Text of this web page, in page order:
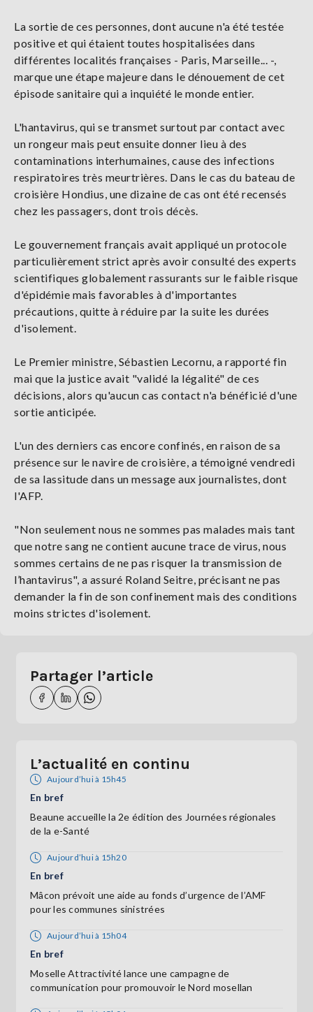
La sortie de ces personnes, dont aucune n'a été testée
positive et qui étaient toutes hospitalisées dans
différentes localités françaises - Paris, Marseille... -,
marque une étape majeure dans le dénouement de cet
épisode sanitaire qui a inquiété le monde entier.
L'hantavirus, qui se transmet surtout par contact avec
un rongeur mais peut ensuite donner lieu à des
contaminations interhumaines, cause des infections
respiratoires très meurtrières. Dans le cas du bateau de
croisière Hondius, une dizaine de cas ont été recensés
chez les passagers, dont trois décès.
Le gouvernement français avait appliqué un protocole
particulièrement strict après avoir consulté des experts
scientifiques globalement rassurants sur le faible risque
d'épidémie mais favorables à d'importantes
précautions, quitte à réduire par la suite les durées
d'isolement.
Le Premier ministre, Sébastien Lecornu, a rapporté fin
mai que la justice avait "validé la légalité" de ces
décisions, alors qu'aucun cas contact n'a bénéficié d'une
sortie anticipée.
L'un des derniers cas encore confinés, en raison de sa
présence sur le navire de croisière, a témoigné vendredi
de sa lassitude dans un message aux journalistes, dont
l'AFP.
"Non seulement nous ne sommes pas malades mais tant
que notre sang ne contient aucune trace de virus, nous
sommes certains de ne pas risquer la transmission de
l’hantavirus", a assuré Roland Seitre, précisant ne pas
demander la fin de son confinement mais des conditions
moins strictes d'isolement.
Partager l’article
L’actualité en continu
Aujourd’hui à 15h45
En bref
Beaune accueille la 2e édition des Journées régionales
de la e-Santé
Aujourd’hui à 15h20
En bref
Mâcon prévoit une aide au fonds d’urgence de l’AMF
pour les communes sinistrées
Aujourd’hui à 15h04
En bref
Moselle Attractivité lance une campagne de
communication pour promouvoir le Nord mosellan